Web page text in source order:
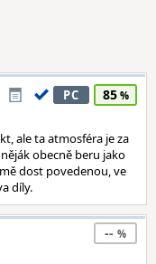
PC 85
ale ta atmosféra je za
obecně beru jako
dost povedenou, ve
díly.
--